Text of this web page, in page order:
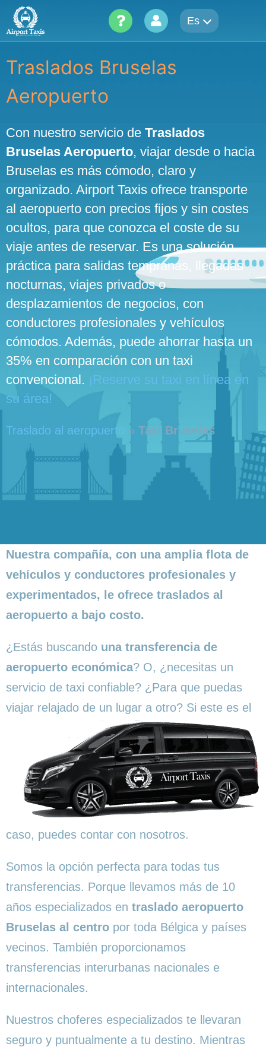
Skip
content
Es
Traslados Bruselas
Aeropuerto
Con nuestro servicio de Traslados
Bruselas Aeropuerto, viajar desde o hacia
Bruselas es más cómodo, claro y
organizado. Airport Taxis ofrece transporte
al aeropuerto con precios fijos y sin costes
ocultos, para que conozca el coste de su
viaje antes de reservar. Es una solución
práctica para salidas tempranas, llegadas
nocturnas, viajes privados o
desplazamientos de negocios, con
conductores profesionales y vehículos
cómodos. Además, puede ahorrar hasta un
35% en comparación con un taxi
convencional. ¡Reserve su taxi en línea en
su área!
Traslado al aeropuerto » Taxi Bruselas
Nuestra compañía, con una amplia flota de
vehículos y conductores profesionales y
experimentados, le ofrece traslados al
aeropuerto a bajo costo.
¿Estás buscando una transferencia de
aeropuerto económica? O, ¿necesitas un
servicio de taxi confiable? ¿Para que puedas
viajar relajado de un lugar a otro? Si este es el
caso, puedes contar con nosotros.
Somos la opción perfecta para todas tus
transferencias. Porque llevamos más de 10
años especializados en traslado aeropuerto
Bruselas al centro por toda Bélgica y países
vecinos. También proporcionamos
transferencias interurbanas nacionales e
internacionales.
Nuestros choferes especializados te llevaran
seguro y puntualmente a tu destino. Mientras